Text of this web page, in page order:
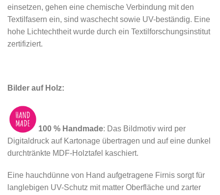
einsetzen, gehen eine chemische Verbindung mit den
Textilfasern ein, sind waschecht sowie UV-beständig. Eine
hohe Lichtechtheit wurde durch ein Textilforschungsinstitut
zertifiziert.
Bilder auf Holz:
100 % Handmade: Das Bildmotiv wird per
Digitaldruck auf Kartonage übertragen und auf eine dunkel
durchtränkte MDF-Holztafel kaschiert.
Eine hauchdünne von Hand aufgetragene Firnis sorgt für
langlebigen UV-Schutz mit matter Oberfläche und zarter